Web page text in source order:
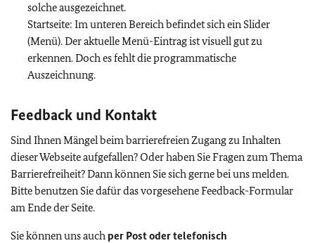
solche ausgezeichnet.
Startseite: Im unteren Bereich befindet sich ein Slider
(Menü). Der aktuelle Menü-Eintrag ist visuell gut zu
erkennen. Doch es fehlt die programmatische
Auszeichnung.
Feedback und Kontakt
Sind Ihnen Mängel beim barrierefreien Zugang zu Inhalten
dieser Webseite aufgefallen? Oder haben Sie Fragen zum Thema
Barrierefreiheit? Dann können Sie sich gerne bei uns melden.
Bitte benutzen Sie dafür das vorgesehene Feedback-Formular
am Ende der Seite.
Sie können uns auch per Post oder telefonisch